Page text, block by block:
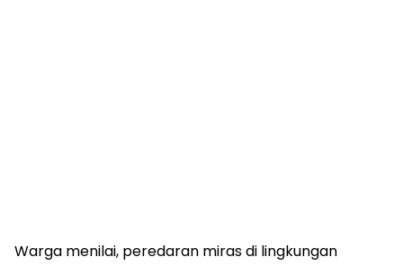
Warga menilai, peredaran miras di lingkungan